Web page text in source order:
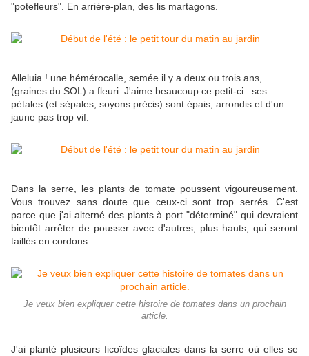
"potefleurs". En arrière-plan, des lis martagons.
Alleluia ! une hémérocalle, semée il y a deux ou trois ans,
(graines du SOL) a fleuri. J'aime beaucoup ce petit-ci : ses
pétales (et sépales, soyons précis) sont épais, arrondis et d'un
jaune pas trop vif.
Dans la serre, les plants de tomate poussent vigoureusement.
Vous trouvez sans doute que ceux-ci sont trop serrés. C'est
parce que j'ai alterné des plants à port "déterminé" qui devraient
bientôt arrêter de pousser avec d'autres, plus hauts, qui seront
taillés en cordons.
Je veux bien expliquer cette histoire de tomates dans un prochain
article.
J'ai planté plusieurs ficoïdes glaciales dans la serre où elles se